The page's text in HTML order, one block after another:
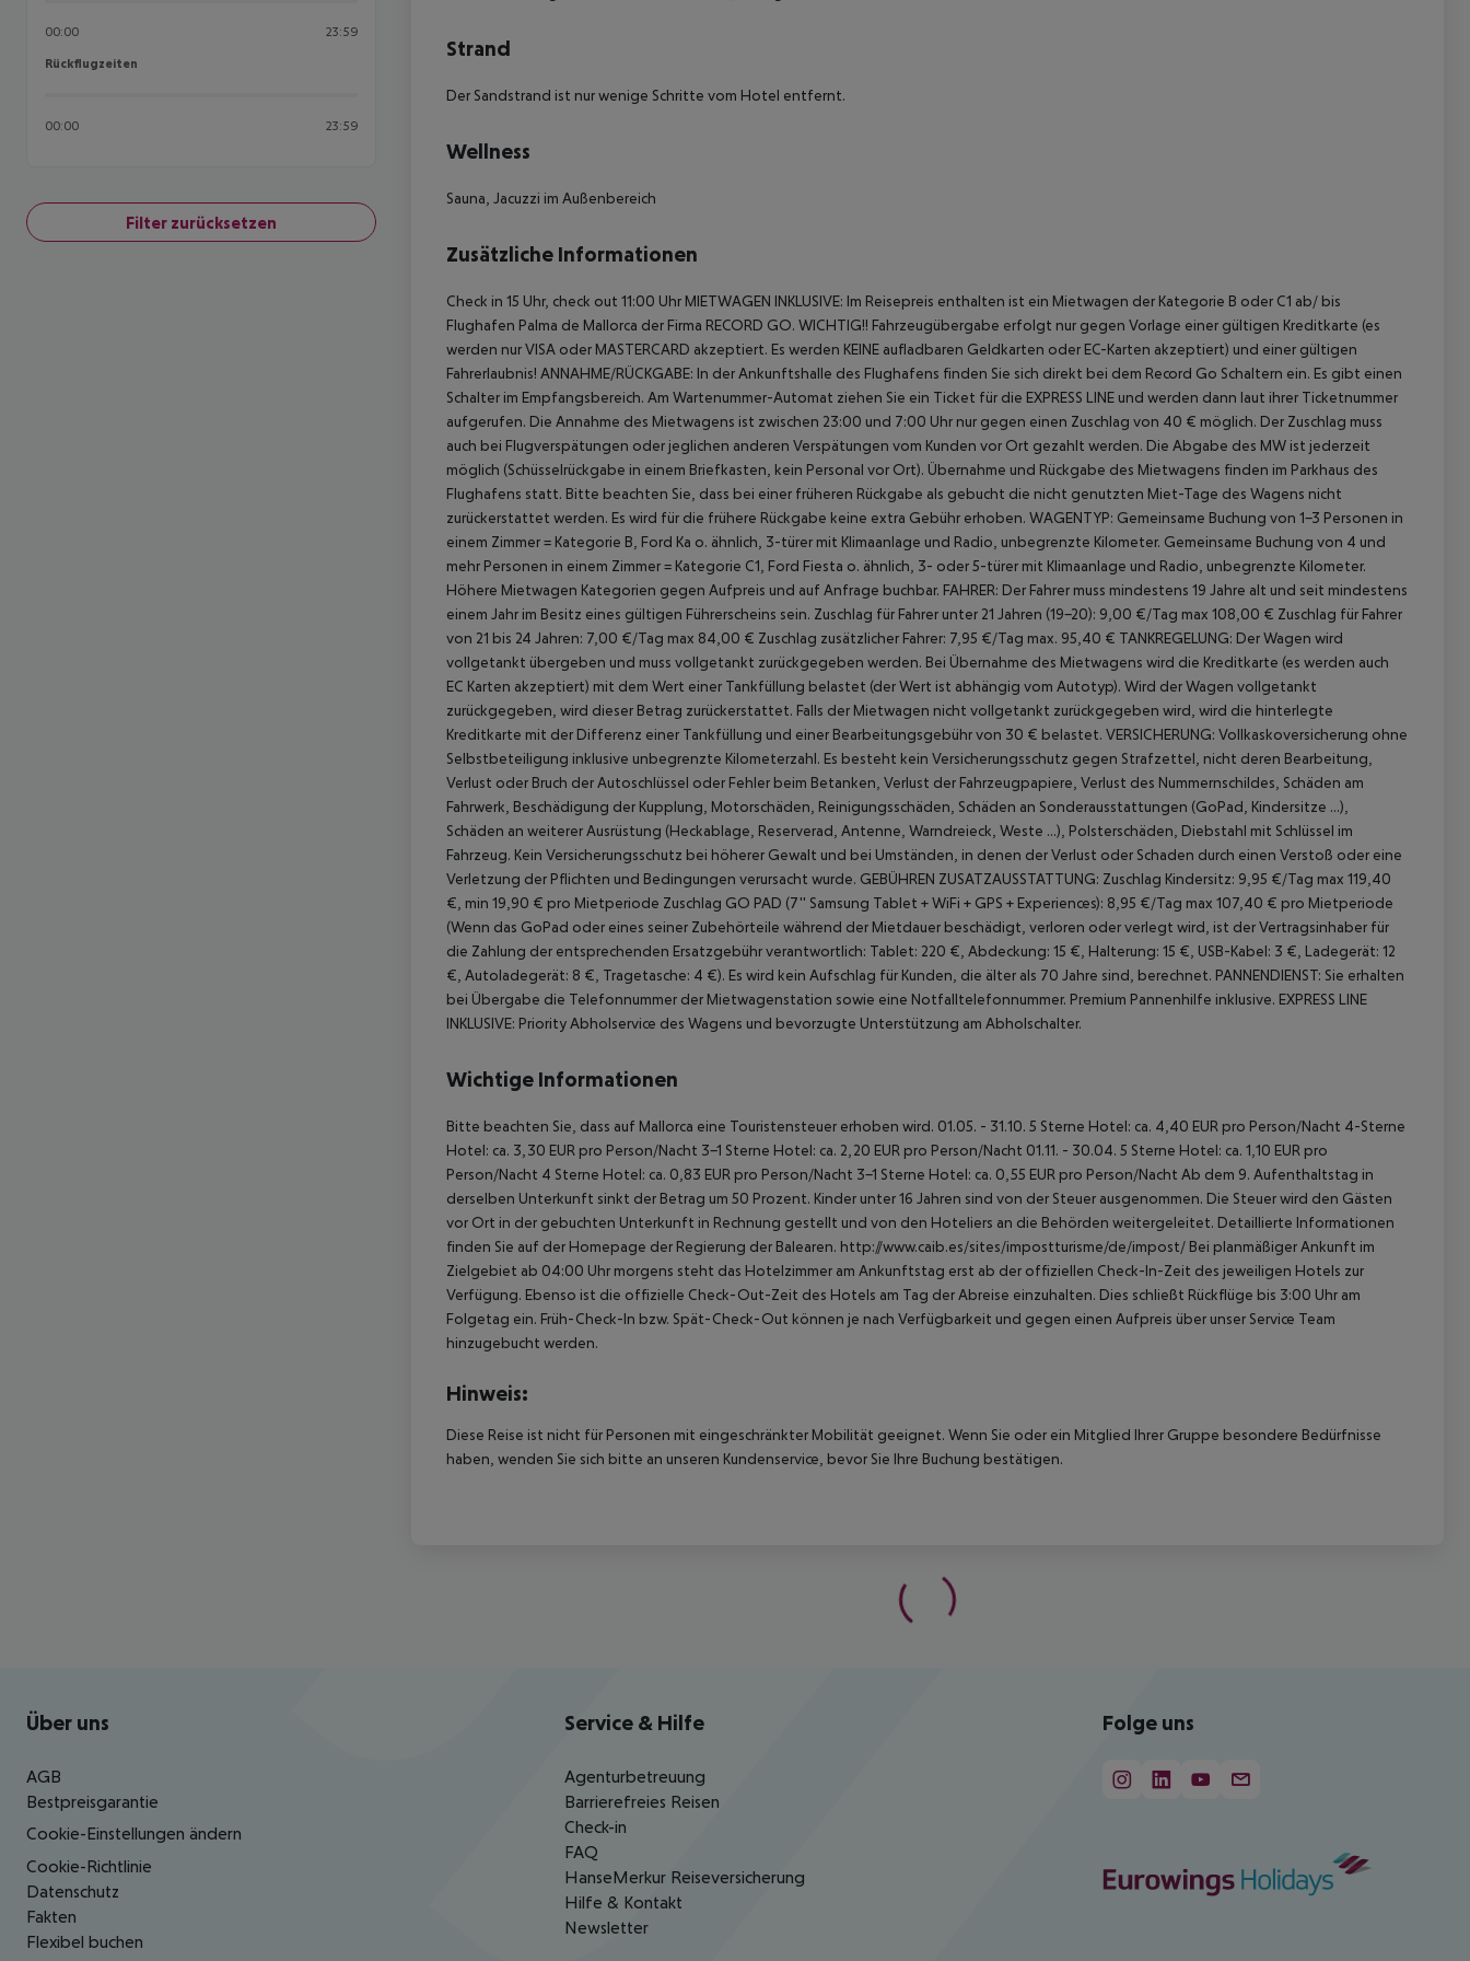
00:00 23:59
Rückflugzeiten
Rückflugzeiten
00:00 23:59
Filter zurücksetzen
Strand
Der Sandstrand ist nur wenige Schritte vom Hotel entfernt.
Wellness
Sauna, Jacuzzi im Außenbereich
Zusätzliche Informationen
Check in 15 Uhr, check out 11:00 Uhr MIETWAGEN INKLUSIVE: Im Reisepreis enthalten ist ein Mietwagen der Kategorie B oder C1 ab/ bis
Flughafen Palma de Mallorca der Firma RECORD GO. WICHTIG!! Fahrzeugübergabe erfolgt nur gegen Vorlage einer gültigen Kreditkarte (es
werden nur VISA oder MASTERCARD akzeptiert. Es werden KEINE aufladbaren Geldkarten oder EC-Karten akzeptiert) und einer gültigen
Fahrerlaubnis! ANNAHME/RÜCKGABE: In der Ankunftshalle des Flughafens finden Sie sich direkt bei dem Record Go Schaltern ein. Es gibt einen
Schalter im Empfangsbereich. Am Wartenummer-Automat ziehen Sie ein Ticket für die EXPRESS LINE und werden dann laut ihrer Ticketnummer
aufgerufen. Die Annahme des Mietwagens ist zwischen 23:00 und 7:00 Uhr nur gegen einen Zuschlag von 40 € möglich. Der Zuschlag muss
auch bei Flugverspätungen oder jeglichen anderen Verspätungen vom Kunden vor Ort gezahlt werden. Die Abgabe des MW ist jederzeit
möglich (Schüsselrückgabe in einem Briefkasten, kein Personal vor Ort). Übernahme und Rückgabe des Mietwagens finden im Parkhaus des
Flughafens statt. Bitte beachten Sie, dass bei einer früheren Rückgabe als gebucht die nicht genutzten Miet-Tage des Wagens nicht
zurückerstattet werden. Es wird für die frühere Rückgabe keine extra Gebühr erhoben. WAGENTYP: Gemeinsame Buchung von 1-3 Personen in
einem Zimmer = Kategorie B, Ford Ka o. ähnlich, 3-türer mit Klimaanlage und Radio, unbegrenzte Kilometer. Gemeinsame Buchung von 4 und
mehr Personen in einem Zimmer = Kategorie C1, Ford Fiesta o. ähnlich, 3- oder 5-türer mit Klimaanlage und Radio, unbegrenzte Kilometer.
Höhere Mietwagen Kategorien gegen Aufpreis und auf Anfrage buchbar. FAHRER: Der Fahrer muss mindestens 19 Jahre alt und seit mindestens
einem Jahr im Besitz eines gültigen Führerscheins sein. Zuschlag für Fahrer unter 21 Jahren (19-20): 9,00 €/Tag max 108,00 € Zuschlag für Fahrer
von 21 bis 24 Jahren: 7,00 €/Tag max 84,00 € Zuschlag zusätzlicher Fahrer: 7,95 €/Tag max. 95,40 € TANKREGELUNG: Der Wagen wird
vollgetankt übergeben und muss vollgetankt zurückgegeben werden. Bei Übernahme des Mietwagens wird die Kreditkarte (es werden auch
EC Karten akzeptiert) mit dem Wert einer Tankfüllung belastet (der Wert ist abhängig vom Autotyp). Wird der Wagen vollgetankt
zurückgegeben, wird dieser Betrag zurückerstattet. Falls der Mietwagen nicht vollgetankt zurückgegeben wird, wird die hinterlegte
Kreditkarte mit der Differenz einer Tankfüllung und einer Bearbeitungsgebühr von 30 € belastet. VERSICHERUNG: Vollkaskoversicherung ohne
Selbstbeteiligung inklusive unbegrenzte Kilometerzahl. Es besteht kein Versicherungsschutz gegen Strafzettel, nicht deren Bearbeitung,
Verlust oder Bruch der Autoschlüssel oder Fehler beim Betanken, Verlust der Fahrzeugpapiere, Verlust des Nummernschildes, Schäden am
Fahrwerk, Beschädigung der Kupplung, Motorschäden, Reinigungsschäden, Schäden an Sonderausstattungen (GoPad, Kindersitze ...),
Schäden an weiterer Ausrüstung (Heckablage, Reserverad, Antenne, Warndreieck, Weste ...), Polsterschäden, Diebstahl mit Schlüssel im
Fahrzeug. Kein Versicherungsschutz bei höherer Gewalt und bei Umständen, in denen der Verlust oder Schaden durch einen Verstoß oder eine
Verletzung der Pflichten und Bedingungen verursacht wurde. GEBÜHREN ZUSATZAUSSTATTUNG: Zuschlag Kindersitz: 9,95 €/Tag max 119,40
€, min 19,90 € pro Mietperiode Zuschlag GO PAD (7'' Samsung Tablet + WiFi + GPS + Experiences): 8,95 €/Tag max 107,40 € pro Mietperiode
(Wenn das GoPad oder eines seiner Zubehörteile während der Mietdauer beschädigt, verloren oder verlegt wird, ist der Vertragsinhaber für
die Zahlung der entsprechenden Ersatzgebühr verantwortlich: Tablet: 220 €, Abdeckung: 15 €, Halterung: 15 €, USB-Kabel: 3 €, Ladegerät: 12
€, Autoladegerät: 8 €, Tragetasche: 4 €). Es wird kein Aufschlag für Kunden, die älter als 70 Jahre sind, berechnet. PANNENDIENST: Sie erhalten
bei Übergabe die Telefonnummer der Mietwagenstation sowie eine Notfalltelefonnummer. Premium Pannenhilfe inklusive. EXPRESS LINE
INKLUSIVE: Priority Abholservice des Wagens und bevorzugte Unterstützung am Abholschalter.
Wichtige Informationen
Bitte beachten Sie, dass auf Mallorca eine Touristensteuer erhoben wird. 01.05. - 31.10. 5 Sterne Hotel: ca. 4,40 EUR pro Person/Nacht 4-Sterne
Hotel: ca. 3,30 EUR pro Person/Nacht 3-1 Sterne Hotel: ca. 2,20 EUR pro Person/Nacht 01.11. - 30.04. 5 Sterne Hotel: ca. 1,10 EUR pro
Person/Nacht 4 Sterne Hotel: ca. 0,83 EUR pro Person/Nacht 3-1 Sterne Hotel: ca. 0,55 EUR pro Person/Nacht Ab dem 9. Aufenthaltstag in
derselben Unterkunft sinkt der Betrag um 50 Prozent. Kinder unter 16 Jahren sind von der Steuer ausgenommen. Die Steuer wird den Gästen
vor Ort in der gebuchten Unterkunft in Rechnung gestellt und von den Hoteliers an die Behörden weitergeleitet. Detaillierte Informationen
finden Sie auf der Homepage der Regierung der Balearen. http://www.caib.es/sites/impostturisme/de/impost/ Bei planmäßiger Ankunft im
Zielgebiet ab 04:00 Uhr morgens steht das Hotelzimmer am Ankunftstag erst ab der offiziellen Check-In-Zeit des jeweiligen Hotels zur
Verfügung. Ebenso ist die offizielle Check-Out-Zeit des Hotels am Tag der Abreise einzuhalten. Dies schließt Rückflüge bis 3:00 Uhr am
Folgetag ein. Früh-Check-In bzw. Spät-Check-Out können je nach Verfügbarkeit und gegen einen Aufpreis über unser Service Team
hinzugebucht werden.
Hinweis:
Diese Reise ist nicht für Personen mit eingeschränkter Mobilität geeignet. Wenn Sie oder ein Mitglied Ihrer Gruppe besondere Bedürfnisse
haben, wenden Sie sich bitte an unseren Kundenservice, bevor Sie Ihre Buchung bestätigen.
Footer navigation
Über uns
AGB
Bestpreisgarantie
Cookie-Einstellungen ändern
Cookie-Richtlinie
Datenschutz
Fakten
Flexibel buchen
Service & Hilfe
Agenturbetreuung
Barrierefreies Reisen
Check-in
FAQ
HanseMerkur Reiseversicherung
Hilfe & Kontakt
Newsletter
Folge uns